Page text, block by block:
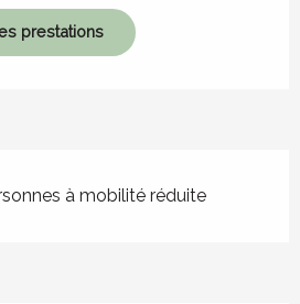
prestations
à mobilité réduite